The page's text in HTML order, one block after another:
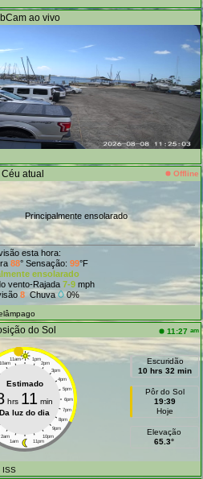
ao vivo
Céu atual Offline
Principalmente ensolarado
esta hora:
88° Sensação: 99°F
ensolarado
vento-Rajada 7-9mph
8Chuva 0%
do Sol 11:27 am
11am 1pm
10am 2pm
3pm
4pm
5pm
6pm
7pm
8pm
9pm
2am 10pm
1am 11pm
Estimado
hrs 11 min
Da luz do dia
Escuridão
10 hrs 32 min
Pôr do Sol
19:39
Hoje
Elevação
65.3°
ISS